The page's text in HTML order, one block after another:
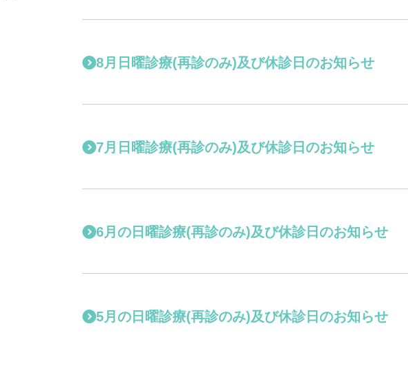
8月日曜診療(再診のみ)及び休診日のお知らせ
7月日曜診療(再診のみ)及び休診日のお知らせ
6月の日曜診療(再診のみ)及び休診日のお知らせ
5月の日曜診療(再診のみ)及び休診日のお知らせ